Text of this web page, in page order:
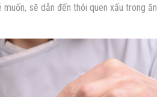
sẽ dẫn đến thói quen xấu trong ăn